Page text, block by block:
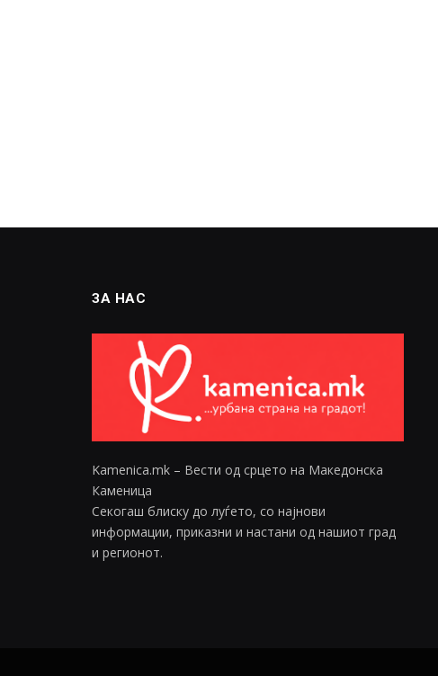
ЗА НАС
Kamenica.mk – Вести од срцето на Македонска
Каменица
Секогаш блиску до луѓето, со најнови
информации, приказни и настани од нашиот град
и регионот.